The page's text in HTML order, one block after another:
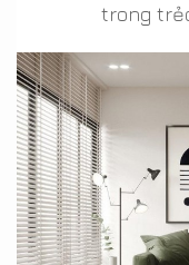
trong